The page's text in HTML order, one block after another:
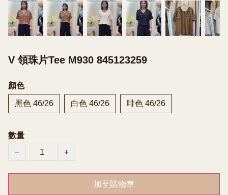
V 領珠片Tee M930 845123259
顏色
黑色 46/26 白色 46/26 啡色 46/26
數量
−
+
加至購物車